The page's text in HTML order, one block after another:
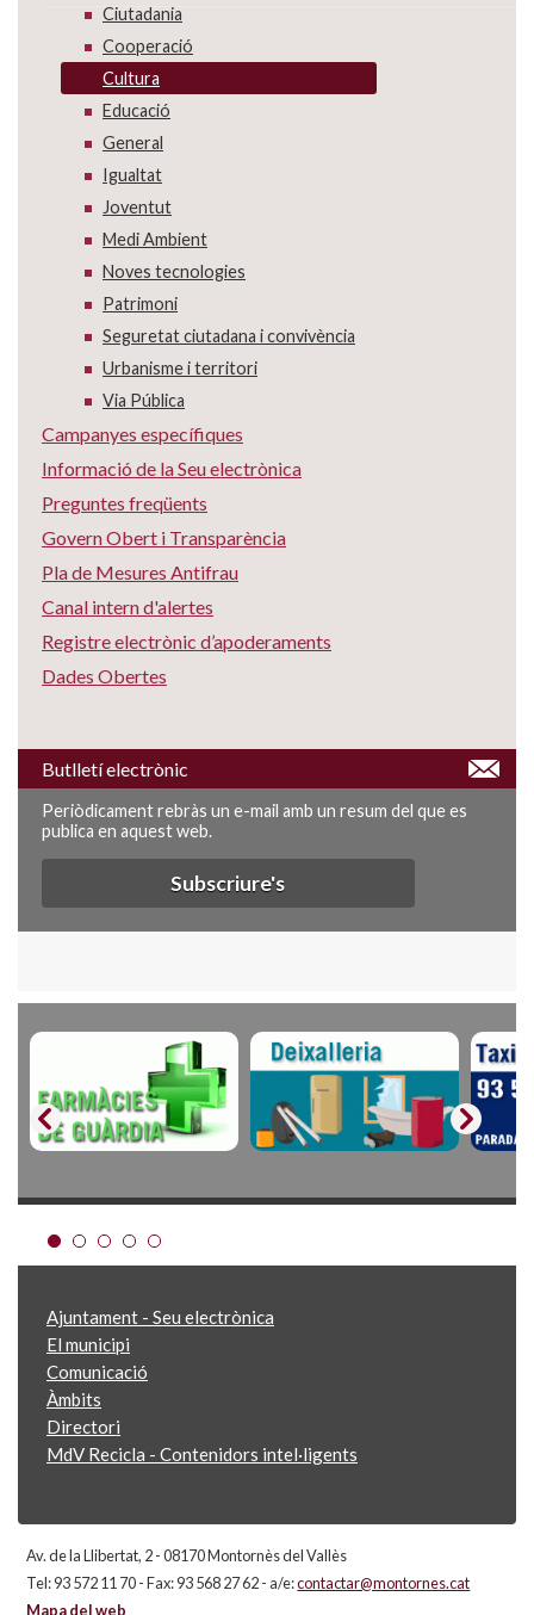
Ciutadania
Cooperació
Cultura
Educació
General
Igualtat
Joventut
Medi Ambient
Noves tecnologies
Patrimoni
Seguretat ciutadana i convivència
Urbanisme i territori
Via Pública
Campanyes específiques
Informació de la Seu electrònica
Preguntes freqüents
Govern Obert i Transparència
Pla de Mesures Antifrau
Canal intern d'alertes
Registre electrònic d’apoderaments
Dades Obertes
Butlletí electrònic
Periòdicament rebràs un e-mail amb un resum del que es
publica en aquest web.
Subscriure's
Ajuntament - Seu electrònica
El municipi
Comunicació
Àmbits
Directori
MdV Recicla - Contenidors intel·ligents
Av. de la Llibertat, 2 - 08170 Montornès del Vallès
Tel: 93 572 11 70 - Fax: 93 568 27 62 - a/e:contactar@montornes.cat
Mapa del web